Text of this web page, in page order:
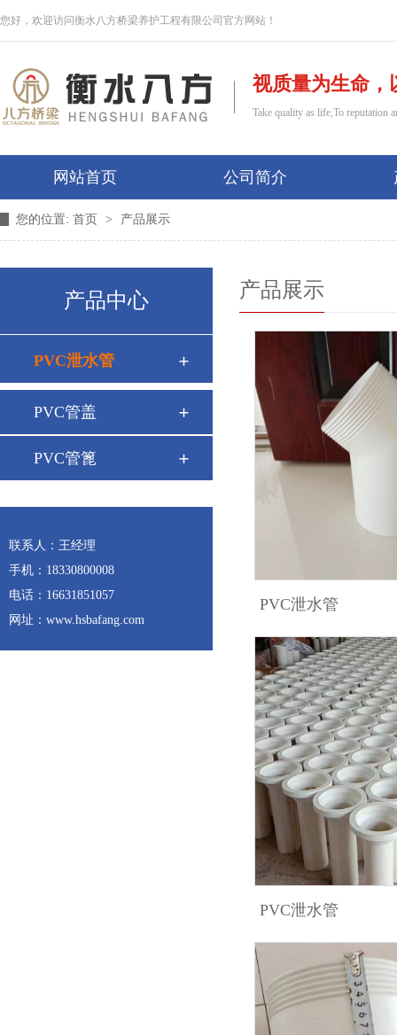
您好，欢迎访问衡水八方桥梁养护工程有限公司官方网站！
视质量为生命，
Take quality as life,To reputation
网站首页 公司简介
您的位置: 首页 > 产品展示
产品中心
PVC泄水管
PVC管盖
PVC管篦
联系人：王经理
手机：18330800008
电话：16631851057
网址：www.hsbafang.com
产品展示
PVC泄水管
PVC泄水管